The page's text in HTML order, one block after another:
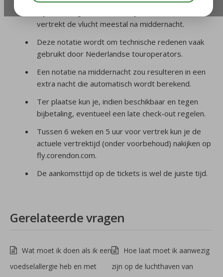
vertrekt de vlucht meestal na middernacht.
Deze notatie wordt om technische redenen vaak
gebruikt door Nederlandse touroperators.
Een notatie na middernacht zou resulteren in een
extra nacht die automatisch wordt berekend.
Ter plaatse kun je, indien beschikbaar en tegen
bijbetaling, eventueel een late check-out regelen.
Tussen 6 weken en 5 uur voor vertrek kun je de
actuele vertrektijd (onder voorbehoud) nakijken op
fly.corendon.com.
De aankomsttijd op de tickets is wel de juiste tijd.
Gerelateerde vragen
Wat moet ik doen als ik een
voedselallergie heb en met
Hoe laat moet ik aanwezig
zijn op de luchthaven van